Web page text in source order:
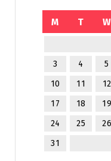
M T W
3
4 5
10
11 12
17
18 19
24
25 26
31